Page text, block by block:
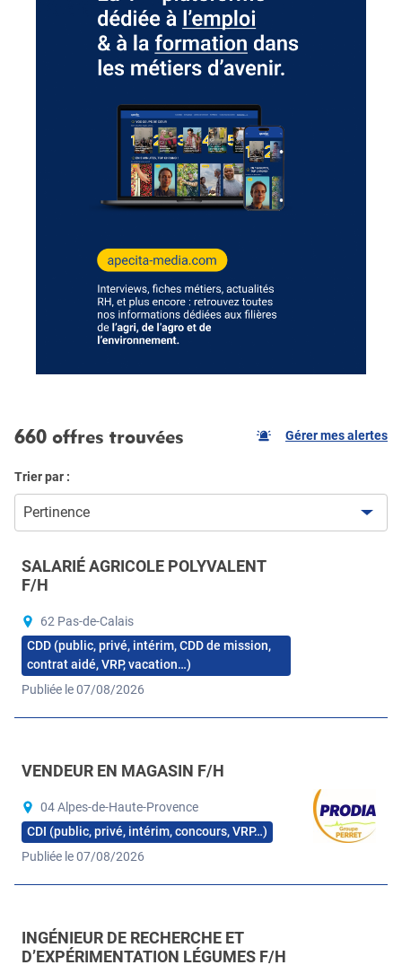
660 offres trouvées Gérer mes alertes
Trier par :
Pertinence
SALARIÉ AGRICOLE POLYVALENT
F/H
62 Pas-de-Calais
CDD (public, privé, intérim, CDD de mission,
contrat aidé, VRP, vacation…)
Publiée le 07/08/2026
VENDEUR EN MAGASIN F/H
04 Alpes-de-Haute-Provence
CDI (public, privé, intérim, concours, VRP…)
Publiée le 07/08/2026
INGÉNIEUR DE RECHERCHE ET
D’EXPÉRIMENTATION LÉGUMES F/H